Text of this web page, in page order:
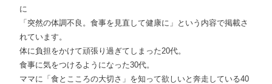
に
「突然の体調不良。食事を見直して健康に」という内容で掲載さ
れています。
体に負担をかけて頑張り過ぎてしまった20代。
食事に気をつけるようになった30代。
ママに「食とこころの大切さ」を知って欲しいと奔走している40